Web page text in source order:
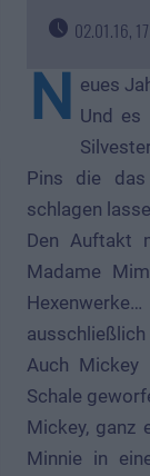
02.01.16,
N eues
Und
Pins die
schlagen
Den Auftakt
Madame
Auch
Schale
Mickey, ganz
Minnie in